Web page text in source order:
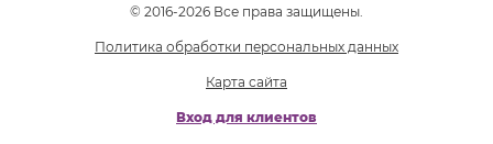
© 2016-2026 Все права защищены.
Политика обработки персональных данных
Карта сайта
Вход для клиентов